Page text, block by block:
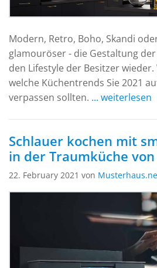
Modern, Retro, Boho, Skandi
glamouröser - die Gestaltung
den Lifestyle der Besitzer
welche Küchentrends Sie 2021
verpassen sollten. ... weiterlesen
Schlauer kochen mit
in der Traumküche von
22. February 2021 von